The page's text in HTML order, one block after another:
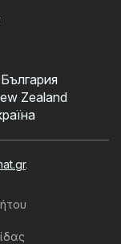
България
Zealand
.